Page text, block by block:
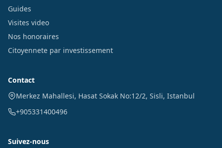
Guides
Visites video
Nos honoraires
Citoyennete par investissement
Contact
Merkez Mahallesi, Hasat Sokak No:12/2, Sisli, Istanbul
+905331400496
Suivez-nous